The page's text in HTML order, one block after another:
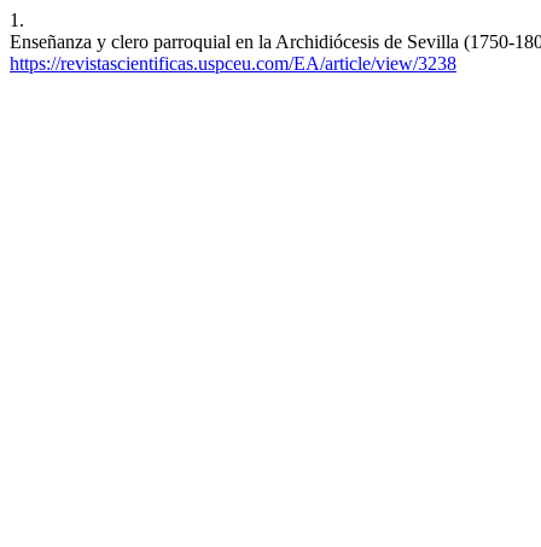
1.
Enseñanza y clero parroquial en la Archidiócesis de Sevilla (1750-
https://revistascientificas.uspceu.com/EA/article/view/3238